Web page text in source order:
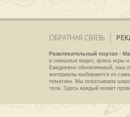
ОБРАТНАЯ СВЯЗЬ
Развлекательный портал -
и смешные видео, флеш игры и
Ежедневно обновляемый, наш
материалы выбираются из
тематики. Мы охватываем
тела. Здесь каждый может